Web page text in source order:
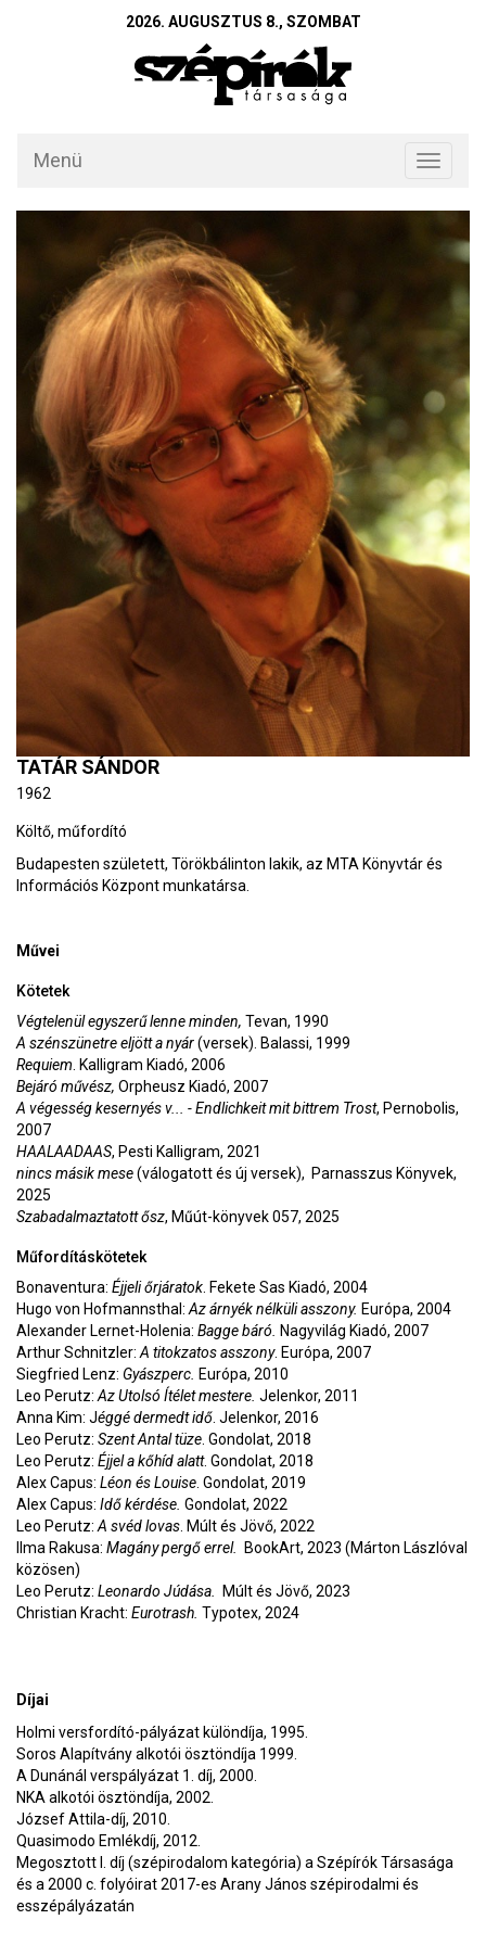
2026. AUGUSZTUS 8., SZOMBAT
Toggle
Menü
TATÁR SÁNDOR
1962
Költő, műfordító
Budapesten született, Törökbálinton lakik, az MTA Könyvtár és
Információs Központ munkatársa.
Művei
Kötetek
Végtelenül egyszerű lenne minden, Tevan, 1990
A szénszünetre eljött a nyár(versek). Balassi, 1999
Requiem. Kalligram Kiadó, 2006
Bejáró művész, Orpheusz Kiadó, 2007
A végesség kesernyés v... - Endlichkeit mit bittrem Trost, Pernobolis,
2007
HAALAADAAS, Pesti Kalligram, 2021
nincs másik mese(válogatott és új versek), Parnasszus Könyvek,
2025
Szabadalmaztatott ősz, Műút-könyvek 057, 2025
Műfordításkötetek
Bonaventura: Éjjeli őrjáratok. Fekete Sas Kiadó, 2004
Hugo von Hofmannsthal:Az árnyék nélküli asszony. Európa, 2004
Alexander Lernet-Holenia: Bagge báró. Nagyvilág Kiadó, 2007
Arthur Schnitzler:A titokzatos asszony. Európa, 2007
Siegfried Lenz: Gyászperc. Európa, 2010
Leo Perutz:Az Utolsó Ítélet mestere. Jelenkor, 2011
Anna Kim: Jéggé dermedt idő. Jelenkor, 2016
Leo Perutz: Szent Antal tüze. Gondolat, 2018
Leo Perutz: Éjjel a kőhíd alatt. Gondolat, 2018
Alex Capus: Léon és Louise. Gondolat, 2019
Alex Capus: Idő kérdése. Gondolat, 2022
Leo Perutz:A svéd lovas. Múlt és Jövő, 2022
Ilma Rakusa: Magány pergő errel.
BookArt, 2023 (Márton Lászlóval
közösen)
Leo Perutz: Leonardo Júdása.
Múlt és Jövő, 2023
Christian Kracht: Eurotrash. Typotex, 2024
Díjai
Holmi versfordító-pályázat különdíja, 1995.
Soros Alapítvány alkotói ösztöndíja 1999.
A Dunánál verspályázat 1. díj, 2000.
NKA alkotói ösztöndíja, 2002.
József Attila-díj, 2010.
Quasimodo Emlékdíj, 2012.
Megosztott I. díj (szépirodalom kategória) a Szépírók Társasága
és a 2000 c. folyóirat 2017-es Arany János szépirodalmi és
esszépályázatán